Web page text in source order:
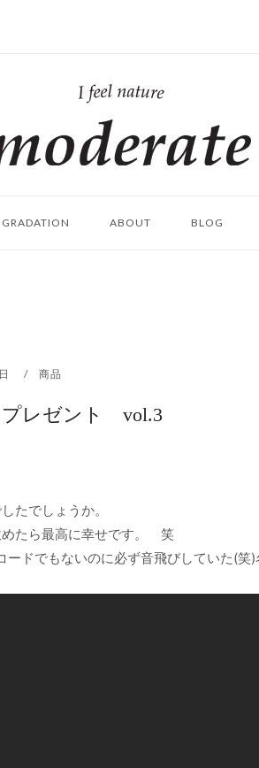
ム
GRADATION ABOUT BLOG
商品
プレゼント vol.3
たでしょうか。
めたら最高に幸せです。 笑
ドでもないのに必ず音飛びしていた(笑